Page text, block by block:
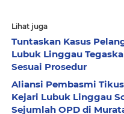
Lihat juga
Tuntaskan Kasus
Lubuk Linggau
Sesuai Prosedur
Aliansi Pembasmi
Kejari Lubuk Linggau
Sejumlah OPD di